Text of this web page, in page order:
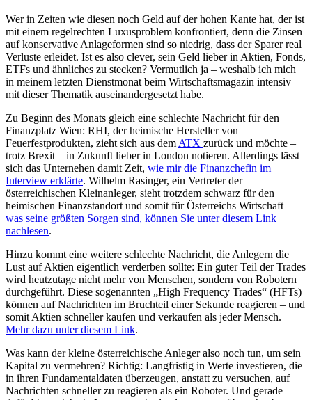
Wer in Zeiten wie diesen noch Geld auf der hohen Kante hat, der ist
mit einem regelrechten Luxusproblem konfrontiert, denn die Zinsen
auf konservative Anlageformen sind so niedrig, dass der Sparer real
Verluste erleidet. Ist es also clever, sein Geld lieber in Aktien, Fonds,
ETFs und ähnliches zu stecken? Vermutlich ja – weshalb ich mich
in meinem letzten Dienstmonat beim Wirtschaftsmagazin intensiv
mit dieser Thematik auseinandergesetzt habe.
Zu Beginn des Monats gleich eine schlechte Nachricht für den
Finanzplatz Wien: RHI, der heimische Hersteller von
Feuerfestprodukten, zieht sich aus dem ATX zurück und möchte –
trotz Brexit – in Zukunft lieber in London notieren. Allerdings lässt
sich das Unternehen damit Zeit, wie mir die Finanzchefin im
Interview erklärte. Wilhelm Rasinger, ein Vertreter der
österreichischen Kleinanleger, sieht trotzdem schwarz für den
heimischen Finanzstandort und somit für Österreichs Wirtschaft –
was seine größten Sorgen sind, können Sie unter diesem Link
nachlesen.
Hinzu kommt eine weitere schlechte Nachricht, die Anlegern die
Lust auf Aktien eigentlich verderben sollte: Ein guter Teil der Trades
wird heutzutage nicht mehr von Menschen, sondern von Robotern
durchgeführt. Diese sogenannten „High Frequency Trades“ (HFTs)
können auf Nachrichten im Bruchteil einer Sekunde reagieren – und
somit Aktien schneller kaufen und verkaufen als jeder Mensch.
Mehr dazu unter diesem Link.
Was kann der kleine österreichische Anleger also noch tun, um sein
Kapital zu vermehren? Richtig: Langfristig in Werte investieren, die
in ihren Fundamentaldaten überzeugen, anstatt zu versuchen, auf
Nachrichten schneller zu reagieren als ein Roboter. Und gerade